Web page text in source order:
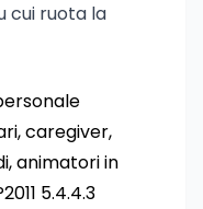
cui ruota la
caregiver,
animatori in
5.4.4.3